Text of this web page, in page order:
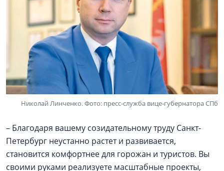
Николай Линченко. Фото: пресс-служба вице-губернатора СПб
– Благодаря вашему созидательному труду Санкт-
Петербург неустанно растет и развивается,
становится комфортнее для горожан и туристов. Вы
своими руками реализуете масштабные проекты,